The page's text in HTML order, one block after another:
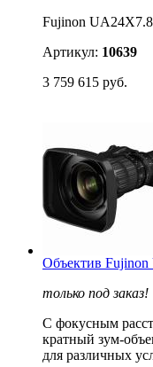
Fujinon
Артикул: 10639
3 759 615 руб.
Объектив
только под заказ!
С фокусным
кратный зум-
для различных